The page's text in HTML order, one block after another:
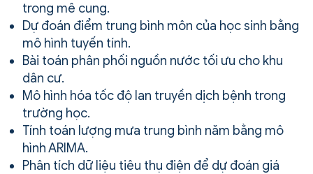
trong mê cung.
Dự đoán điểm trung bình môn của học sinh bằng
mô hình tuyến tính.
Bài toán phân phối nguồn nước tối ưu cho khu
dân cư.
Mô hình hóa tốc độ lan truyền dịch bệnh trong
trường học.
Tính toán lượng mưa trung bình năm bằng mô
hình ARIMA.
Phân tích dữ liệu tiêu thụ điện để dự đoán giá